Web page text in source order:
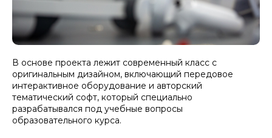
В основе проекта лежит современный класс с
оригинальным дизайном, включающий передовое
интерактивное оборудование и авторский
тематический софт, который специально
разрабатывался под учебные вопросы
образовательного курса.